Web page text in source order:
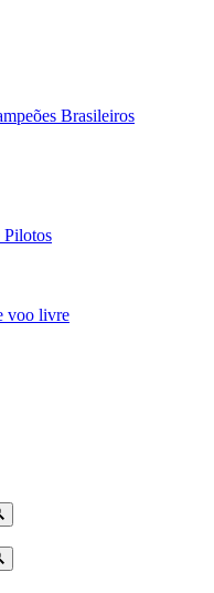
Brasileiros
Pilotos
voo livre